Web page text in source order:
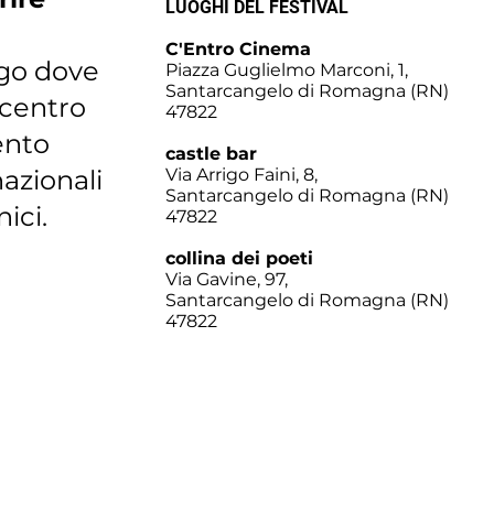
dove
LUOGHI DEL FESTIVAL
C'Entro Cinema
Piazza Guglielmo Marconi, 1,
Santarcangelo di Romagna (RN)
47822
castle bar
Via Arrigo Faini, 8,
Santarcangelo di Romagna (RN)
47822
collina dei poeti
Via Gavine, 97,
Santarcangelo di Romagna (RN)
47822